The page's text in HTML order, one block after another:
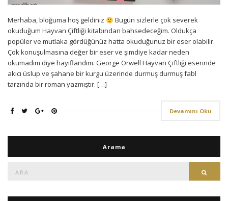
Merhaba, bloğuma hoş geldiniz
Bugün sizlerle çok severek
okuduğum Hayvan Çiftliği kitabından bahsedeceğim. Oldukça
popüler ve mutlaka gördüğünüz hatta okuduğunuz bir eser olabilir.
Çok konuşulmasına değer bir eser ve şimdiye kadar neden
okumadım diye hayıflandım. George Orwell Hayvan Çiftliği eserinde
akıcı üslup ve şahane bir kurgu üzerinde durmuş durmuş fabl
tarzında bir roman yazmıştır. […]
Devamını Oku
Arama